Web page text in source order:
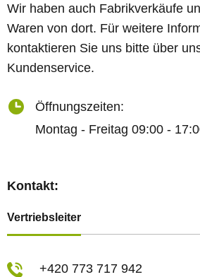
Wir haben auch Fabrikverkäufe
Waren von dort. Für weitere
kontaktieren Sie uns bitte über
Kundenservice.
Öffnungszeiten:
Montag - Freitag 09:00 -
Kontakt:
Vertriebsleiter
+420 773 717 942